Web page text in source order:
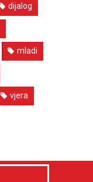
dijalog
mladi
vjera